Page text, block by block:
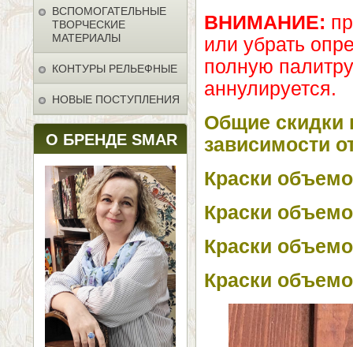
ВСПОМОГАТЕЛЬНЫЕ
ТВОРЧЕСКИЕ
МАТЕРИАЛЫ
КОНТУРЫ РЕЛЬЕФНЫЕ
НОВЫЕ ПОСТУПЛЕНИЯ
О БРЕНДЕ SMAR
ВНИМАНИЕ:
или убрать
полную
аннулируется.
Общие скидки
зависимости
Краски
Краски
Краски
Краски